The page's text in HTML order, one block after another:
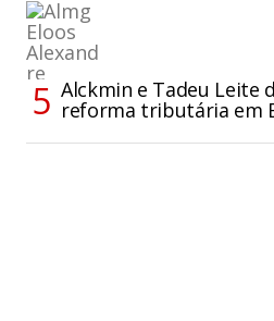
Alckmin e Tadeu Leite
reforma tributária em